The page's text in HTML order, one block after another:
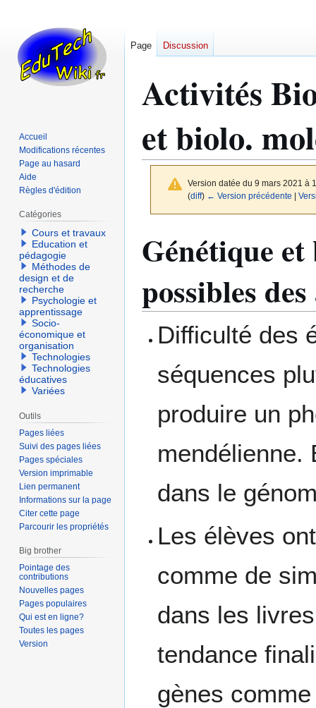
Activités
et biolo.
Version datée du 9 mars 2021 à
(diff) ← Version précédente
à
la
à
la
Génétique
possibles
Difficulté des
séquences
produire un
mendélienne.
dans le
Les élèves
comme de
dans les
tendance
gènes
Page Discussion
Accueil
Modifications récentes
Page au hasard
Aide
Règles d'édition
Catégories
Cours et travaux
Education et
pédagogie
Méthodes de
design et de
recherche
Psychologie et
apprentissage
Socio-
économique et
organisation
Technologies
Technologies
éducatives
Variées
Outils
Pages liées
Suivi des pages liées
Pages spéciales
Version imprimable
Lien permanent
Informations sur la page
Citer cette page
Parcourir les propriétés
Big brother
Pointage des
contributions
Nouvelles pages
Pages populaires
Qui est en ligne?
Toutes les pages
Version